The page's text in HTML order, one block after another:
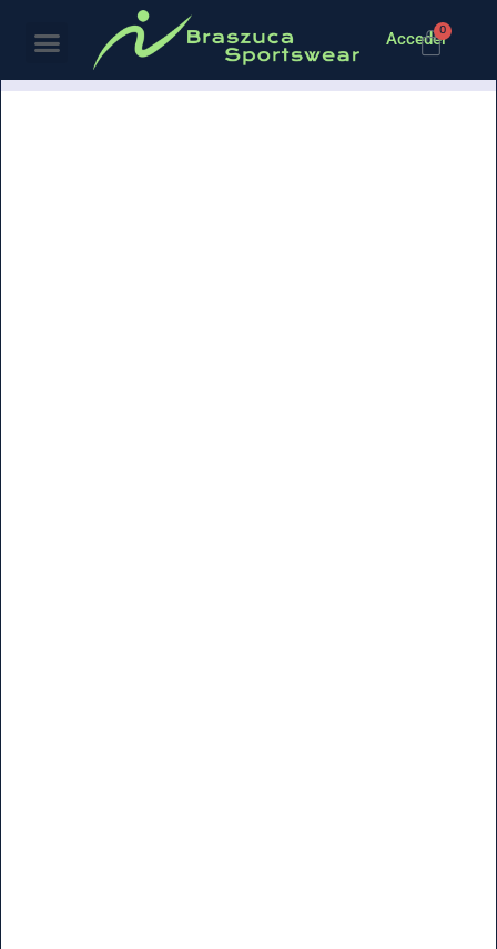
Acceder
0